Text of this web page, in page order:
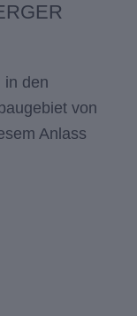
in den
von
Anlass